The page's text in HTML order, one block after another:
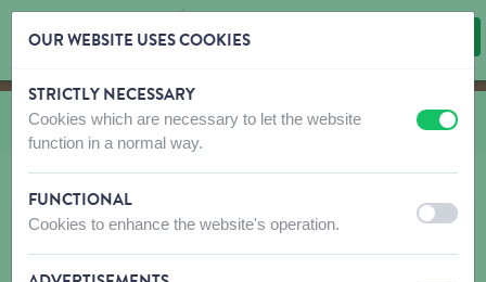
Skip content
Skip language choice
Vous êtes ici:
de CO et LA Classic Nylon
OUR WEBSITE USES COOKIES
STRICTLY NECESSARY
Cookies which are necessary to let the website
function in a normal way.
off on
FUNCTIONAL
Cookies to enhance the website's operation. off on